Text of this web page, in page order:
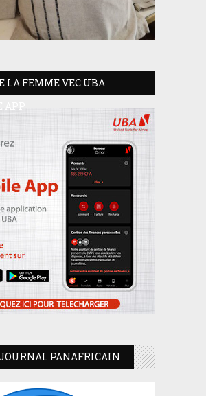
LA FEMME VEC UBA
APP
PANAFRICAIN